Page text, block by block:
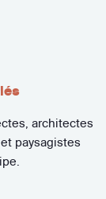
architectes
paysagistes